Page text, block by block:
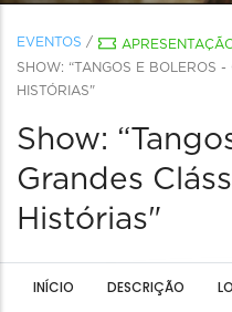
EVENTOS /
SHOW: “TANGOS E BOLEROS
HISTÓRIAS"
Show:
Grandes
Histórias"
INÍCIO DESCRIÇÃO